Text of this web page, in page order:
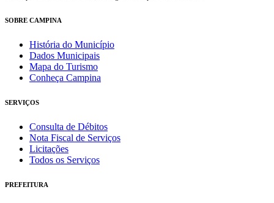
SOBRE CAMPINA
História do Município
Dados Municipais
Mapa do Turismo
Conheça Campina
SERVIÇOS
Consulta de Débitos
Nota Fiscal de Serviços
Licitações
Todos os Serviços
PREFEITURA